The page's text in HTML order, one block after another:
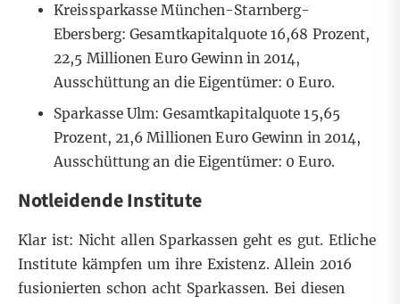
Kreissparkasse München-Starnberg-
Ebersberg: Gesamtkapitalquote 16,68 Prozent,
22,5 Millionen Euro Gewinn in 2014,
Ausschüttung an die Eigentümer: 0 Euro.
Sparkasse Ulm: Gesamtkapitalquote 15,65
Prozent, 21,6 Millionen Euro Gewinn in 2014,
Ausschüttung an die Eigentümer: 0 Euro.
Notleidende Institute
Klar ist: Nicht allen Sparkassen geht es gut. Etliche
Institute kämpfen um ihre Existenz. Allein 2016
fusionierten schon acht Sparkassen. Bei diesen